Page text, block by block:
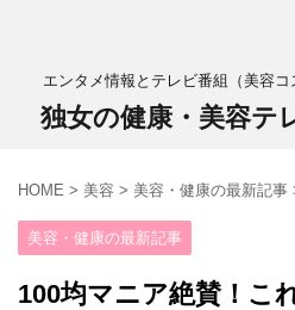
エンタメ情報とテレビ番組（美容
独女の健康・美容テ
HOME > 美容 > 美容・健康の最新記事
美容・健康の最新記事
100均マニア絶賛！こ